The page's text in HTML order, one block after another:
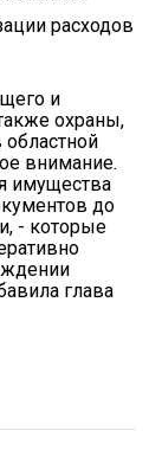
расходов
и
охраны,
областной
внимание.
имущества
до
- которые
глава